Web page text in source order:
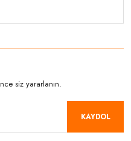
siz yararlanın.
KAYDOL